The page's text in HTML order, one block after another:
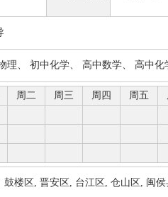
理、 初中化学、 高中数学、 高中化
周二 周三 周四 周五
鼓楼区, 晋安区, 台江区, 仓山区, 闽侯